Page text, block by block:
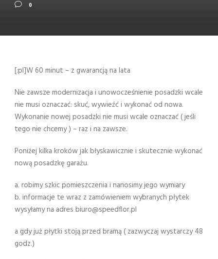
0
[:pl]W 60 minut – z gwarancją na lata
Nie zawsze modernizacja i unowocześnienie posadzki wcale
nie musi oznaczać: skuć, wywieźć i wykonać od nowa.
Wykonanie nowej posadzki nie musi wcale oznaczać ( jeśli
tego nie chcemy ) – raz i na zawsze.
Poniżej kilka kroków jak błyskawicznie i skutecznie wykonać
nową posadzkę garażu.
a. robimy szkic pomieszczenia i nanosimy jego wymiary
b. informacje te wraz z zamówieniem wybranych płytek
wysyłamy na adres biuro@speedflor.pl
a gdy już płytki stoją przed bramą ( zazwyczaj wystarczy 48
godz.)